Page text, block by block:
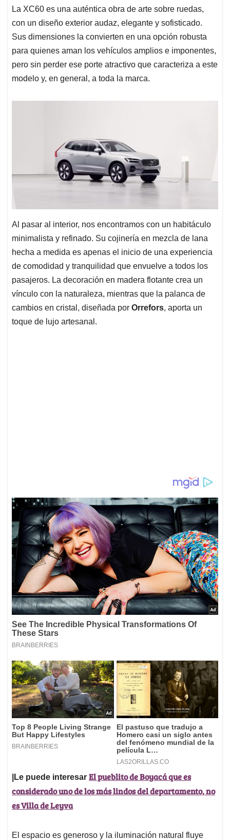
La XC60 es una auténtica obra de arte sobre ruedas,
con un diseño exterior audaz, elegante y sofisticado.
Sus dimensiones la convierten en una opción robusta
para quienes aman los vehículos amplios e imponentes,
pero sin perder ese porte atractivo que caracteriza a este
modelo y, en general, a toda la marca.
Al pasar al interior, nos encontramos con un habitáculo
minimalista y refinado. Su cojinería en mezcla de lana
hecha a medida es apenas el inicio de una experiencia
de comodidad y tranquilidad que envuelve a todos los
pasajeros. La decoración en madera flotante crea un
vínculo con la naturaleza, mientras que la palanca de
cambios en cristal, diseñada por Orrefors, aporta un
toque de lujo artesanal.
|Le puede interesar El pueblito de Boyacá que es
considerado uno de los más lindos del departamento, no
es Villa de Leyva
El espacio es generoso y la iluminación natural fluye